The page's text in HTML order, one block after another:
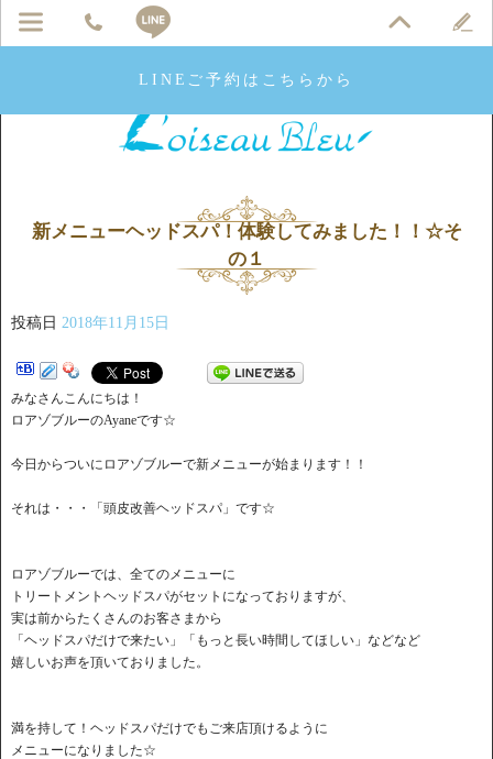
LINEご予約はこちらから
新メニューヘッドスパ！体験してみました！！☆そ
の１
投稿日 2018年11月15日
みなさんこんにちは！
ロアゾブルーのAyaneです☆
今日からついにロアゾブルーで新メニューが始まります！！
それは・・・「頭皮改善ヘッドスパ」です☆
ロアゾブルーでは、全てのメニューに
トリートメントヘッドスパがセットになっておりますが、
実は前からたくさんのお客さまから
「ヘッドスパだけで来たい」「もっと長い時間してほしい」などなど
嬉しいお声を頂いておりました。
満を持して！ヘッドスパだけでもご来店頂けるように
メニューになりました☆